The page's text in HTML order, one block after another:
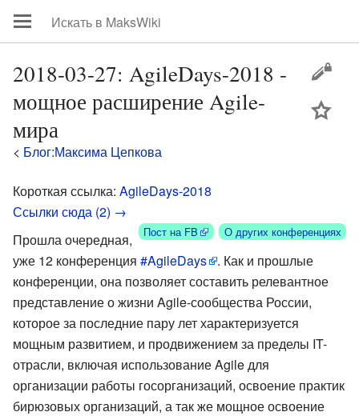
2018-03-27: AgileDays-2018 -
мощное расширение Agile-
мира
< Блог:Максима Цепкова
Короткая ссылка: AgileDays-2018
Ссылки сюда (2) →
О других конференциях
Пост на FB
Прошла очередная,
уже 12 конференция #AgileDays
. Как и прошлые
конференции, она позволяет составить релевантное
представление о жизни Agile-сообщества России,
которое за последние пару лет характеризуется
мощным развитием, и продвижением за пределы IT-
отрасли, включая использование Agile для
организации работы госорганизаций, освоение практик
бирюзовых организаций, а так же мощное освоение